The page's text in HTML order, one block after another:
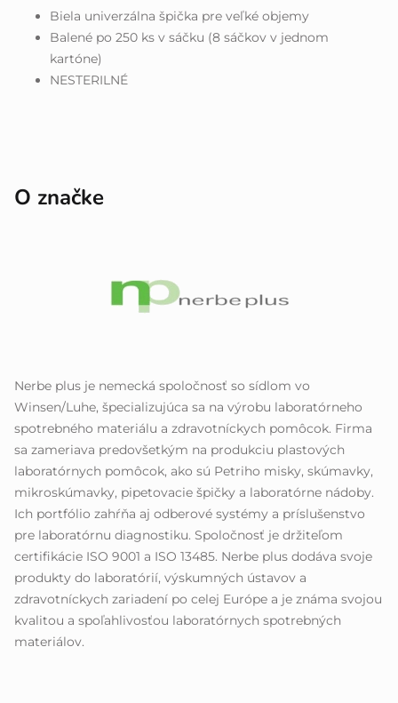
Biela univerzálna špička pre veľké objemy
Balené po 250 ks v sáčku (8 sáčkov v jednom
kartóne)
NESTERILNÉ
O značke
Nerbe plus je nemecká spoločnosť so sídlom vo
Winsen/Luhe, špecializujúca sa na výrobu laboratórneho
spotrebného materiálu a zdravotníckych pomôcok. Firma
sa zameriava predovšetkým na produkciu plastových
laboratórnych pomôcok, ako sú Petriho misky, skúmavky,
mikroskúmavky, pipetovacie špičky a laboratórne nádoby.
Ich portfólio zahŕňa aj odberové systémy a príslušenstvo
pre laboratórnu diagnostiku. Spoločnosť je držiteľom
certifikácie ISO 9001 a ISO 13485. Nerbe plus dodáva svoje
produkty do laboratórií, výskumných ústavov a
zdravotníckych zariadení po celej Európe a je známa svojou
kvalitou a spoľahlivosťou laboratórnych spotrebných
materiálov.